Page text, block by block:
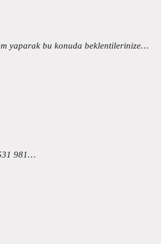
yaparak bu konuda beklentilerinize…
981…